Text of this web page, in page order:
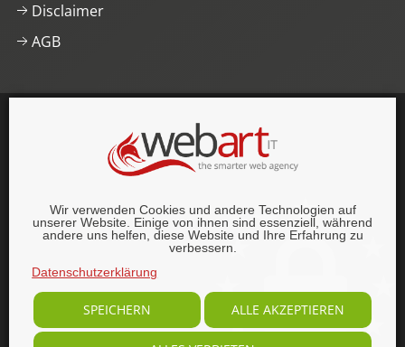
Wir verwenden Cookies und andere Technologien auf
unserer Website. Einige von ihnen sind essenziell, während
andere uns helfen, diese Website und Ihre Erfahrung zu
verbessern.
Datenschutzerklärung
SPEICHERN ALLE AKZEPTIEREN
Disclaimer
AGB
This website was proudly built with , lots of
CSS3.
Alle Rechte vorbehalten.